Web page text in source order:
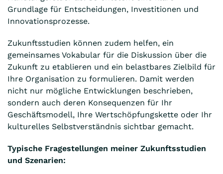
Grundlage für Entscheidungen, Investitionen und
Innovationsprozesse.
Zukunftsstudien können zudem helfen, ein
gemeinsames Vokabular für die Diskussion über die
Zukunft zu etablieren und ein belastbares Zielbild für
Ihre Organisation zu formulieren. Damit werden
nicht nur mögliche Entwicklungen beschrieben,
sondern auch deren Konsequenzen für Ihr
Geschäftsmodell, Ihre Wertschöpfungskette oder Ihr
kulturelles Selbstverständnis sichtbar gemacht.
Typische Fragestellungen meiner Zukunftsstudien
und Szenarien: